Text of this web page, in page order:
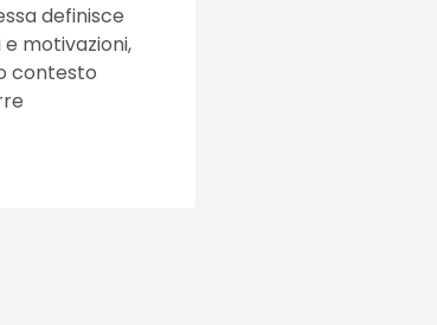
definisce
motivazioni,
contesto